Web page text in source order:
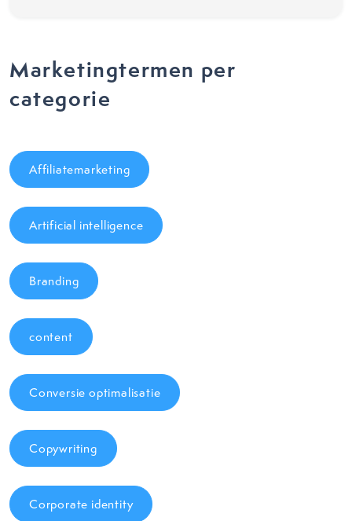
Marketingtermen per
categorie
Affiliatemarketing
Artificial intelligence
Branding
content
Conversie optimalisatie
Copywriting
Corporate identity